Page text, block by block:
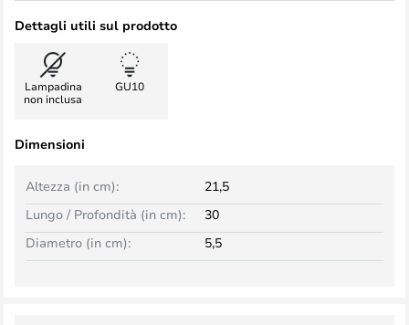
Dettagli utili sul prodotto
Lampadina
non inclusa
GU10
Dimensioni
Altezza (in cm):
21,5
Lungo / Profondità (in cm):
30
Diametro (in cm):
5,5